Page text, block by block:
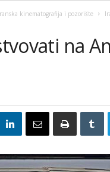
kinematografija i pozorište
na